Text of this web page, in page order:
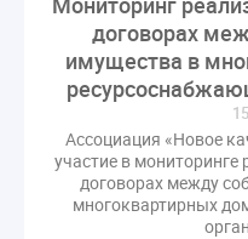
оспаривание ОСС
переуступка
плановые
пожарная безопасность
прогород
проект
регистрация
реестр УК
статистика
договорах
имущества в
Ассоциация «Новое
участие в
договорах между
многоквартирных